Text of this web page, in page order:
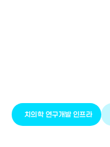
치의학 연구개발 인프라